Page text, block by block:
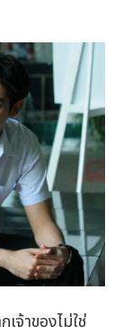
จ้าของไม่ใช่